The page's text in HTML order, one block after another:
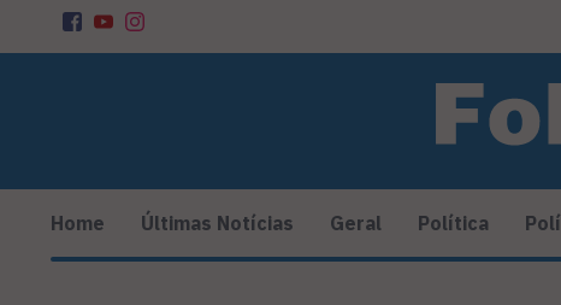
Home Últimas Notícias Geral Política